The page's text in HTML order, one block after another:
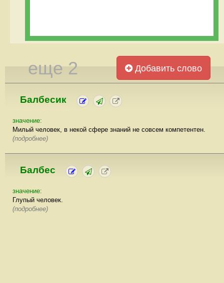
еще 2 Добавить слово
Балбесик
значение:
Милый человек, в некой сфере знаний не совсем компетентен.
(подробнее)
Балбес
значение:
Глупый человек.
(подробнее)